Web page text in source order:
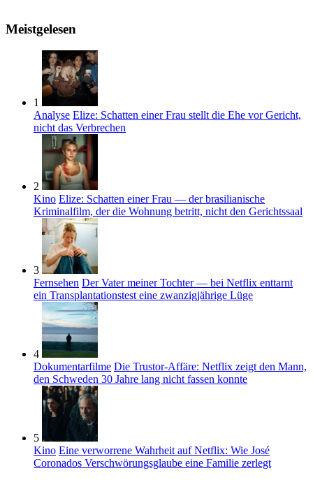
Meistgelesen
1
Analyse Elize: Schatten einer Frau stellt die Ehe vor Gericht,
nicht das Verbrechen
2
Kino Elize: Schatten einer Frau — der brasilianische
Kriminalfilm, der die Wohnung betritt, nicht den Gerichtssaal
3
Fernsehen Der Vater meiner Tochter — bei Netflix enttarnt
ein Transplantationstest eine zwanzigjährige Lüge
4
Dokumentarfilme Die Trustor-Affäre: Netflix zeigt den Mann,
den Schweden 30 Jahre lang nicht fassen konnte
5
Kino Eine verworrene Wahrheit auf Netflix: Wie José
Coronados Verschwörungsglaube eine Familie zerlegt